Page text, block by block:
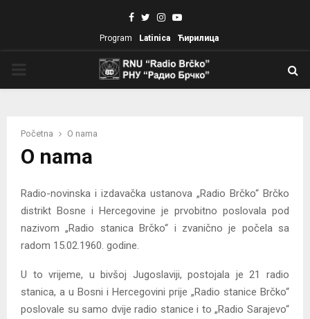
Facebook
TwitterInstagram
Youtube
Program Latinica Ћирилица
Početna O nama
O nama
Radio-novinska i izdavačka ustanova „Radio Brčko“ Brčko
distrikt Bosne i Hercegovine je prvobitno poslovala pod
nazivom „Radio stanica Brčko“ i zvanično je počela sa
radom 15.02.1960. godine.
U to vrijeme, u bivšoj Jugoslaviji, postojala je 21 radio
stanica, a u Bosni i Hercegovini prije „Radio stanice Brčko“
poslovale su samo dvije radio stanice i to „Radio Sarajevo“